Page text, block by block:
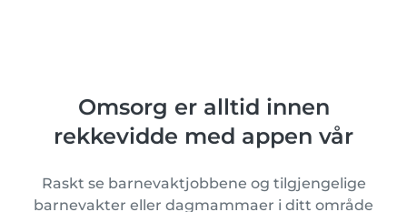
Omsorg er alltid innen
rekkevidde med appen vår
Raskt se barnevaktjobbene og tilgjengelige
barnevakter eller dagmammaer i ditt område